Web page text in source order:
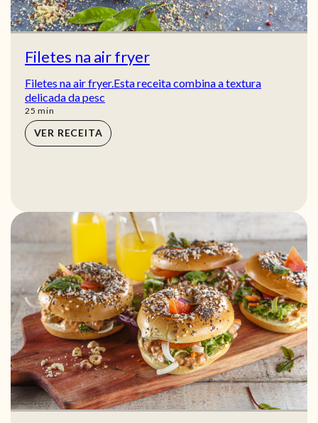
Filetes na air fryer
Filetes na air fryer.Esta receita combina a textura
delicada da pesc
25 min
min
VER RECEITA